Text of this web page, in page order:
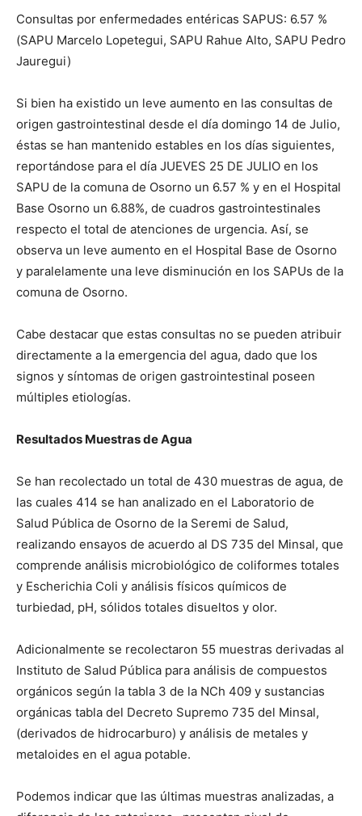
Consultas por enfermedades entéricas SAPUS: 6.57 %
(SAPU Marcelo Lopetegui, SAPU Rahue Alto, SAPU Pedro
Jauregui)
Si bien ha existido un leve aumento en las consultas de
origen gastrointestinal desde el día domingo 14 de Julio,
éstas se han mantenido estables en los días siguientes,
reportándose para el día JUEVES 25 DE JULIO en los
SAPU de la comuna de Osorno un 6.57 % y en el Hospital
Base Osorno un 6.88%, de cuadros gastrointestinales
respecto el total de atenciones de urgencia. Así, se
observa un leve aumento en el Hospital Base de Osorno
y paralelamente una leve disminución en los SAPUs de la
comuna de Osorno.
Cabe destacar que estas consultas no se pueden atribuir
directamente a la emergencia del agua, dado que los
signos y síntomas de origen gastrointestinal poseen
múltiples etiologías.
Resultados Muestras de Agua
Se han recolectado un total de 430 muestras de agua, de
las cuales 414 se han analizado en el Laboratorio de
Salud Pública de Osorno de la Seremi de Salud,
realizando ensayos de acuerdo al DS 735 del Minsal, que
comprende análisis microbiológico de coliformes totales
y Escherichia Coli y análisis físicos químicos de
turbiedad, pH, sólidos totales disueltos y olor.
Adicionalmente se recolectaron 55 muestras derivadas al
Instituto de Salud Pública para análisis de compuestos
orgánicos según la tabla 3 de la NCh 409 y sustancias
orgánicas tabla del Decreto Supremo 735 del Minsal,
(derivados de hidrocarburo) y análisis de metales y
metaloides en el agua potable.
Podemos indicar que las últimas muestras analizadas, a